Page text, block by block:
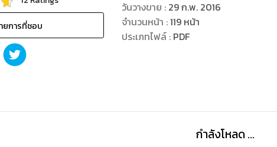
ยการที่ชอบ
วันวางขาย : 29 ก.พ. 2016
จำนวนหน้า :119 หน้า
ประเภทไฟล์: PDF
กำลังโหลด ...